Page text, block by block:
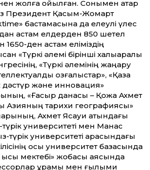
жолға қойылған. Сонымен қатар
Президент Қасым-Жомарт
бастамасына да елеулі үлес
дан астам елдерден 850 шет­ел
ден астам еліміздің
«Түркі әлемі бірінші халықаралық
«Түркі әлемінің жаңару
қозғалыстар», «Қазақ
дәстүр және инновация»
«Ғасыр данасы – Қожа Ахмет
Азияның тарихи географиясы»
Ахмет Ясауи атындағы
түрік университеті мен Манас
түрік университеті арасындағы
осы университет базасында
қысқы мектебі» жобасы аясында
құрамы мен ғылыми